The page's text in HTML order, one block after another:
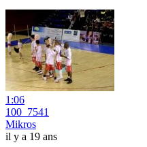
1:06
100_7541
Mikros
il y a 19 ans